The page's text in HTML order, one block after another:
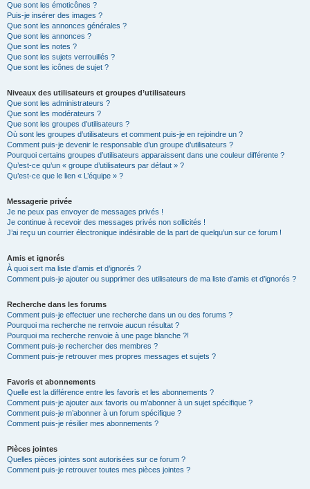
Que sont les émoticônes ?
Puis-je insérer des images ?
Que sont les annonces générales ?
Que sont les annonces ?
Que sont les notes ?
Que sont les sujets verrouillés ?
Que sont les icônes de sujet ?
Niveaux des utilisateurs et groupes d’utilisateurs
Que sont les administrateurs ?
Que sont les modérateurs ?
Que sont les groupes d’utilisateurs ?
Où sont les groupes d’utilisateurs et comment puis-je en rejoindre un ?
Comment puis-je devenir le responsable d’un groupe d’utilisateurs ?
Pourquoi certains groupes d’utilisateurs apparaissent dans une couleur différente ?
Qu’est-ce qu’un « groupe d’utilisateurs par défaut » ?
Qu’est-ce que le lien « L’équipe » ?
Messagerie privée
Je ne peux pas envoyer de messages privés !
Je continue à recevoir des messages privés non sollicités !
J’ai reçu un courrier électronique indésirable de la part de quelqu’un sur ce forum !
Amis et ignorés
À quoi sert ma liste d’amis et d’ignorés ?
Comment puis-je ajouter ou supprimer des utilisateurs de ma liste d’amis et d’ignorés ?
Recherche dans les forums
Comment puis-je effectuer une recherche dans un ou des forums ?
Pourquoi ma recherche ne renvoie aucun résultat ?
Pourquoi ma recherche renvoie à une page blanche ?!
Comment puis-je rechercher des membres ?
Comment puis-je retrouver mes propres messages et sujets ?
Favoris et abonnements
Quelle est la différence entre les favoris et les abonnements ?
Comment puis-je ajouter aux favoris ou m’abonner à un sujet spécifique ?
Comment puis-je m’abonner à un forum spécifique ?
Comment puis-je résilier mes abonnements ?
Pièces jointes
Quelles pièces jointes sont autorisées sur ce forum ?
Comment puis-je retrouver toutes mes pièces jointes ?